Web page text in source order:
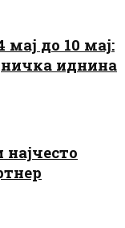
до 10 мај:
иднина